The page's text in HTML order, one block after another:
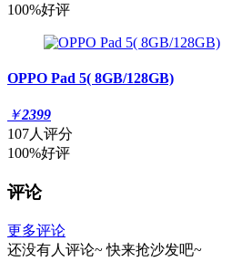
100%好评
OPPO Pad 5( 8GB/128GB)
￥2399
107人评分
100%好评
评论
更多评论
还没有人评论~ 快来抢沙发吧~